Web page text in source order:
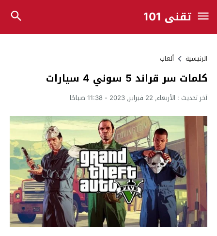
تقني 101
الرئيسية ألعاب
كلمات سر قراند 5 سوني 4 سيارات
آخر تحديث : الأربعاء, 22 فبراير, 2023 - 11:38 صباحًا